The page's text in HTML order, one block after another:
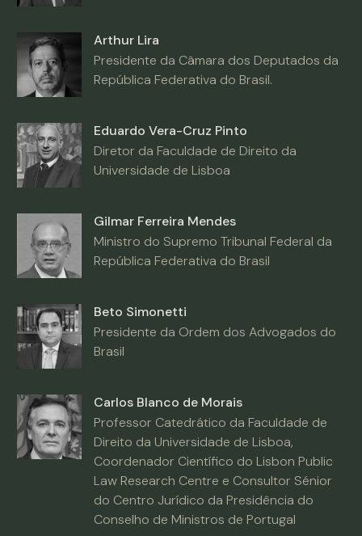
Arthur Lira
Presidente da Câmara dos Deputados da
República Federativa do Brasil.
Eduardo Vera-Cruz Pinto
Diretor da Faculdade de Direito da
Universidade de Lisboa
Gilmar Ferreira Mendes
Ministro do Supremo Tribunal Federal da
República Federativa do Brasil
Beto Simonetti
Presidente da Ordem dos Advogados do
Brasil
Carlos Blanco de Morais
Professor Catedrático da Faculdade de
Direito da Universidade de Lisboa,
Coordenador Científico do Lisbon Public
Law Research Centre e Consultor Sénior
do Centro Jurídico da Presidência do
Conselho de Ministros de Portugal